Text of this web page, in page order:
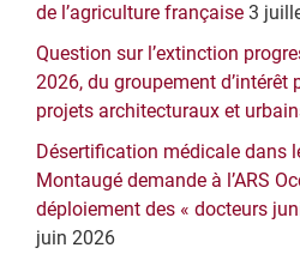
de l’agriculture française 3
Question sur l’extinction
2026, du groupement d’intérêt
projets architecturaux et
Désertification médicale dans
Montaugé demande à l’ARS
déploiement des « docteurs
juin 2026